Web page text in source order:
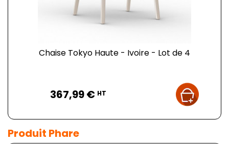
Chaise Tokyo Haute - Ivoire - Lot de 4
367,99 € HT
Produit Phare